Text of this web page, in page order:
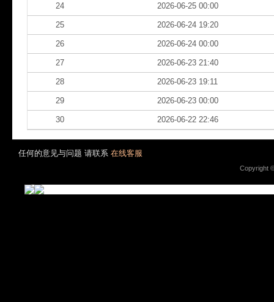
24 2026-06-25 00:00
25 2026-06-24 19:20
26 2026-06-24 00:00
27 2026-06-23 21:40
28 2026-06-23 19:11
29 2026-06-23 00:00
30 2026-06-22 22:46
任何的意见与问题 请联系 在线客服
Copyright